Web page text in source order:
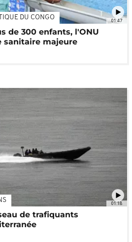
01:47
DU CONGO
de 300 enfants, l'ONU
sanitaire majeure
01:18
de trafiquants